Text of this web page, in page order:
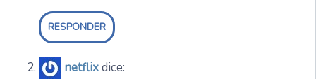
RESPONDER
netflixdice: